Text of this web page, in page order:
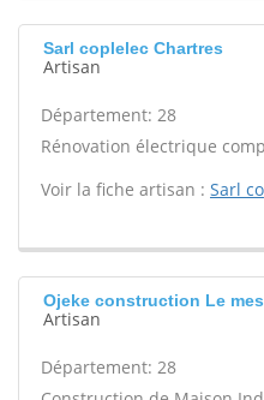
Sarl coplelec Chartres
Artisan
Département: 28
Rénovation électrique
Voir la fiche artisan : Sarl
Ojeke construction Le
Artisan
Département: 28